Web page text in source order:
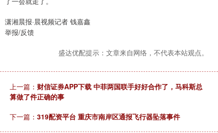
潇湘晨报·晨视频记者 钱嘉鑫
举报/反馈
盛达优配提示：文章来自网络，不代表本站观点。
上一篇： 财信证券APP下载 中菲两国联手好好合作了，马科斯总
算做了件正确的事
下一篇： 319配资平台 重庆市南岸区通报飞行器坠落事件